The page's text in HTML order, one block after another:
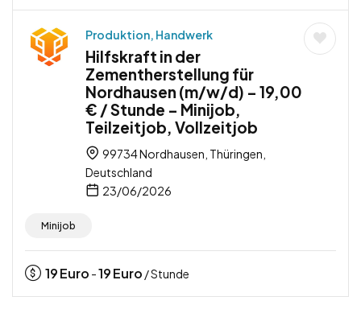
Produktion, Handwerk
Hilfskraft in der
Zementherstellung für
Nordhausen (m/w/d) – 19,00
€ / Stunde – Minijob,
Teilzeitjob, Vollzeitjob
99734 Nordhausen, Thüringen,
Deutschland
23/06/2026
Minijob
19Euro -19Euro / Stunde